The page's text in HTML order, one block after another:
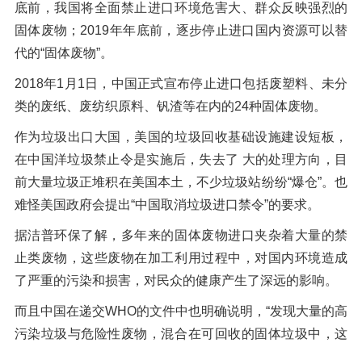
底前，我国将全面禁止进口环境危害大、群众反映强烈的
固体废物；2019年年底前，逐步停止进口国内资源可以替
代的“固体废物”。
2018年1月1日，中国正式宣布停止进口包括废塑料、未分
类的废纸、废纺织原料、钒渣等在内的24种固体废物。
作为垃圾出口大国，美国的垃圾回收基础设施建设短板，
在中国洋垃圾禁止令是实施后，失去了 大的处理方向，目
前大量垃圾正堆积在美国本土，不少垃圾站纷纷“爆仓”。也
难怪美国政府会提出“中国取消垃圾进口禁令”的要求。
据洁普环保了解，多年来的固体废物进口夹杂着大量的禁
止类废物，这些废物在加工利用过程中，对国内环境造成
了严重的污染和损害，对民众的健康产生了深远的影响。
而且中国在递交WHO的文件中也明确说明，“发现大量的高
污染垃圾与危险性废物，混合在可回收的固体垃圾中，这